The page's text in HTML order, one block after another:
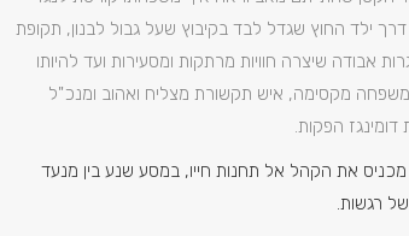
דרך ילד החוץ שגדל לבד בקיבוץ שעל גבול לבנון, תקופת
אבודה שיצרה חוויות מרתקות ומסעירות ועד להיותו
מקסימה, איש תקשורת מצליח ואהוב ומנכ"ל
הפקות.
מכניס את הקהל אל תחנות חייו, במסע שנע בין מנעד
רגשות.